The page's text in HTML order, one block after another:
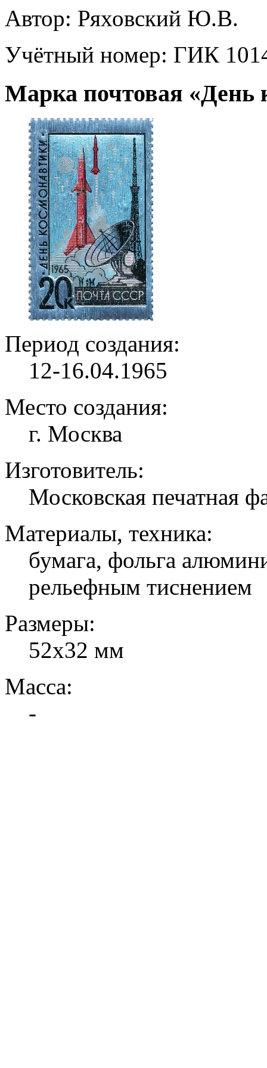
Автор: Ряховский Ю.В.
Учётный номер: ГИК
Марка почтовая «День
Период создания:
12-16.04.1965
Место создания:
г. Москва
Изготовитель:
Московская печатная
Материалы, техника:
бумага, фольга
рельефным тиснением
Размеры:
52х32 мм
Масса:
-